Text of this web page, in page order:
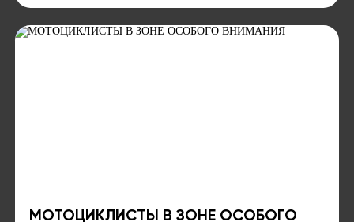
МОТОЦИКЛИСТЫ В ЗОНЕ ОСОБОГО